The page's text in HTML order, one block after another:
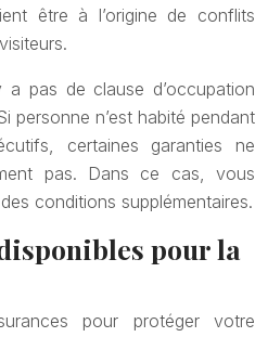
être à l’origine de conflits
a pas de clause d’occupation
personne n’est habité pendant
certaines garanties ne
pas. Dans ce cas, vous
conditions supplémentaires.
pour la
pour protéger votre